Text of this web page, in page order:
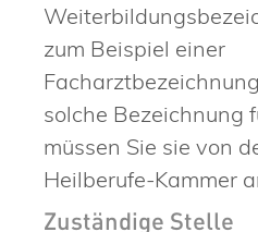
zum Beispiel einer
solche Bezeichnung
müssen Sie sie von
Heilberufe-Kammer
Zuständige Stelle